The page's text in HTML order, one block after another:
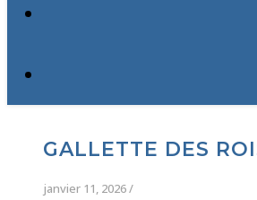
GALLETTE DES
janvier 11, 2026/